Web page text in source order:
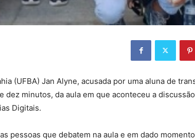
(UFBA) Jan Alyne, acusada por uma aluna de
dez minutos, da aula em que aconteceu a
Digitais.
pessoas que debatem na aula e em dado